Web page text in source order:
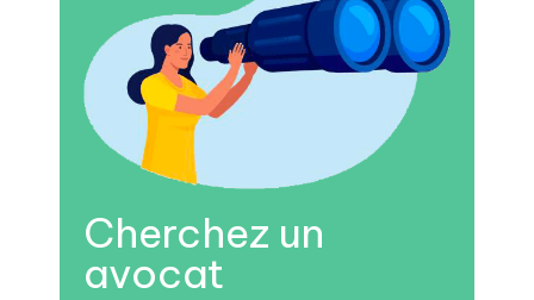
Cherchez un
avocat